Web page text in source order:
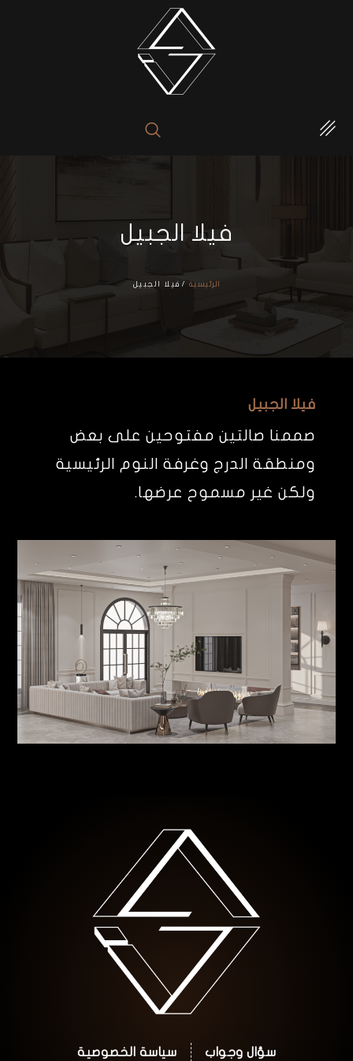
فيلا الجبيل
الرئيسية /فيلا الجبيل
فيلا الجبيل
صممنا صالتين مفتوحين على بعض
ومنطقة الدرج وغرفة النوم الرئيسية
ولكن غير مسموح عرضها.
سؤال وجواب سياسة الخصوصية